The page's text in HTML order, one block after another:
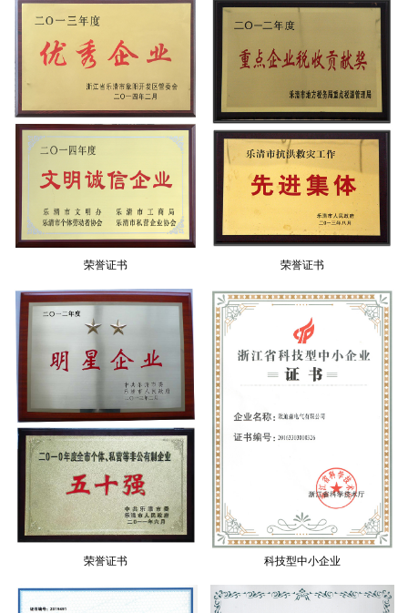
荣誉证书 荣誉证书
荣誉证书 科技型中小企业